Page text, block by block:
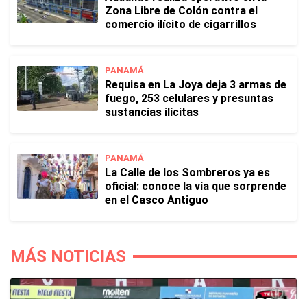
Zona Libre de Colón contra el
comercio ilícito de cigarrillos
PANAMÁ
Requisa en La Joya deja 3 armas de
fuego, 253 celulares y presuntas
sustancias ilícitas
PANAMÁ
La Calle de los Sombreros ya es
oficial: conoce la vía que sorprende
en el Casco Antiguo
MÁS NOTICIAS